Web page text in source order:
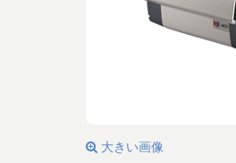
大きい画像